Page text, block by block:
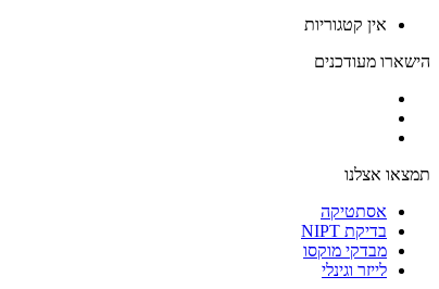
אין קטגוריות
הישארו מעודכנים
תמצאו אצלנו
אסתטיקה
בדיקת NIPT
מבדקי מוקסו
לייזר וגינלי